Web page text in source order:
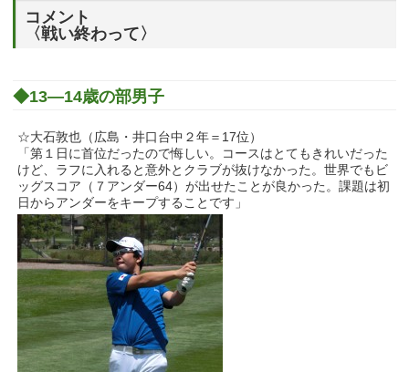
コメント
〈戦い終わって〉
◆13―14歳の部男子
☆大石敦也（広島・井口台中２年＝17位）
「第１日に首位だったので悔しい。コースはとてもきれいだった
けど、ラフに入れると意外とクラブが抜けなかった。世界でもビ
ッグスコア（７アンダー64）が出せたことが良かった。課題は初
日からアンダーをキープすることです」